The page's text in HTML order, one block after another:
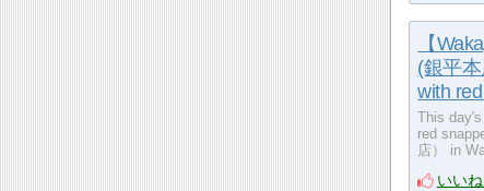
【
(銀平
with
This
red
店） in
いいね